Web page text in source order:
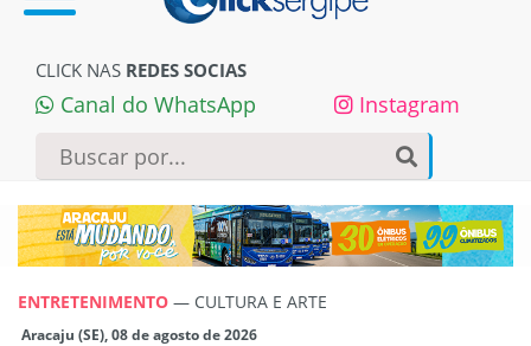
CLICK NAS REDES SOCIAS
Canal do WhatsApp Instagram
ENTRETENIMENTO — CULTURA E ARTE
Aracaju (SE), 08 de agosto de 2026